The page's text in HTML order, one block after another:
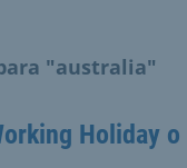
"australia"
Holiday